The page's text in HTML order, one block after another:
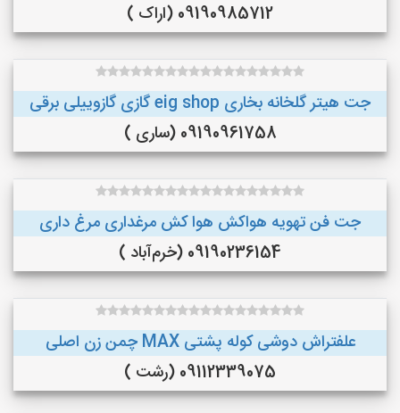
09190985712 (اراک )
جت هیتر گلخانه بخاری eig shop گازی گازوییلی برقی
09190961758 (ساری )
جت فن تهویه هواکش هوا کش مرغداری مرغ داری
09190236154 (خرم‌آباد )
علفتراش دوشی کوله پشتی MAX چمن زن اصلی
09112339075 (رشت )